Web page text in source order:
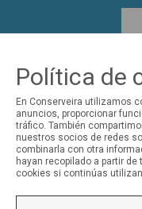
SÍGUENOS EN LAS
Conserveira do Sul
Política de
En Conserveira utilizamos
anuncios, proporcionar
tráfico. También
nuestros socios de redes
combinarla con otra
hayan recopilado a partir
cookies si continúas